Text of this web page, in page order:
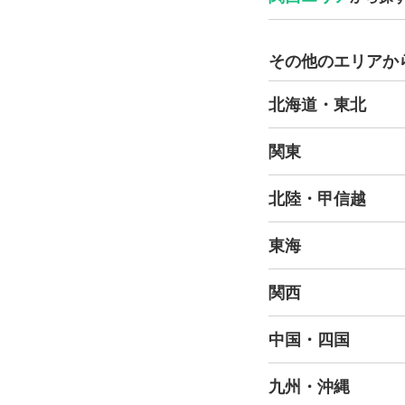
その他のエリアか
北海道・東北
関東
北陸・甲信越
東海
関西
中国・四国
九州・沖縄